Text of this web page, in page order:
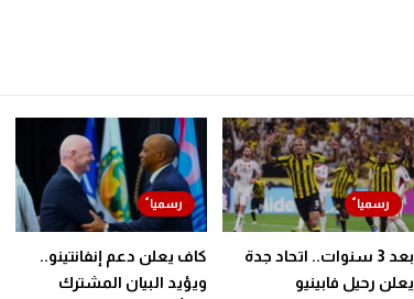
بعد 3 سنوات.. اتحاد جدة
يعلن رحيل فابينيو
كاف يعلن دعم إنفانتينو..
ويؤيد البيان المشترك